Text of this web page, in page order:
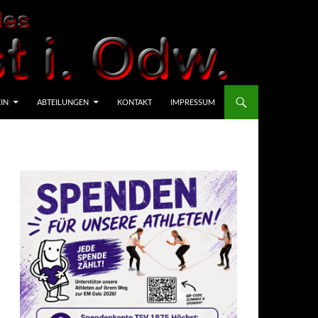
ABTEILUNGEN KONTAKT IMPRESSUM